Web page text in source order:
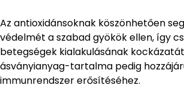
Az antioxidánsoknak köszönhetően
védelmét a szabad gyökök ellen, így
betegségek kialakulásának
ásványianyag-tartalma pedig
immunrendszer erősítéséhez.